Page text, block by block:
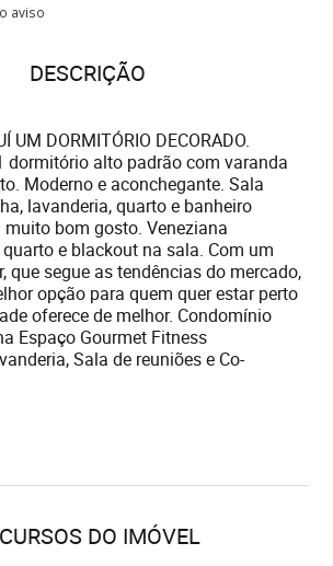
aviso
DESCRIÇÃO
UM DORMITÓRIO DECORADO.
dormitório alto padrão com varanda
Moderno e aconchegante. Sala
lavanderia, quarto e banheiro
bom gosto. Veneziana
e blackout na sala. Com um
que segue as tendências do mercado,
opção para quem quer estar perto
oferece de melhor. Condomínio
Espaço Gourmet Fitness
Sala de reuniões e Co-
DO IMÓVEL